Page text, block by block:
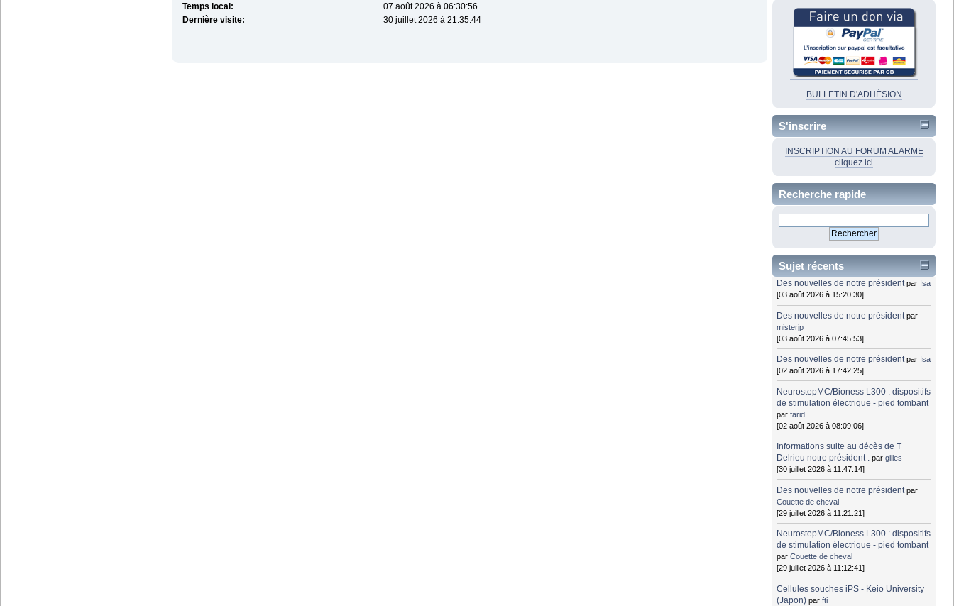
Temps local:
07 août 2026 à 06:30:56
Dernière visite:
30 juillet 2026 à 21:35:44
BULLETIN D'ADHÉSION
S'inscrire
INSCRIPTION AU FORUM ALARME
cliquez ici
Recherche rapide
Sujet récents
Des nouvelles de notre président par Isa
[03 août 2026 à 15:20:30]
Des nouvelles de notre président par
misterjp
[03 août 2026 à 07:45:53]
Des nouvelles de notre président par Isa
[02 août 2026 à 17:42:25]
NeurostepMC/Bioness L300 : dispositifs
de stimulation électrique - pied tombant
parfarid
[02 août 2026 à 08:09:06]
Informations suite au décès de T
Delrieu notre président . pargilles
[30 juillet 2026 à 11:47:14]
Des nouvelles de notre président par
Couette de cheval
[29 juillet 2026 à 11:21:21]
NeurostepMC/Bioness L300 : dispositifs
de stimulation électrique - pied tombant
parCouette de cheval
[29 juillet 2026 à 11:12:41]
Cellules souches iPS - Keio University
(Japon) parfti